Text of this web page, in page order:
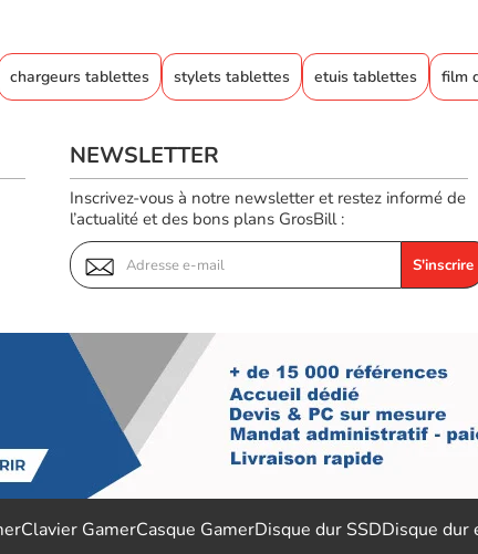
chargeurs tablettes stylets tablettes etuis tablettes film
NEWSLETTER
Inscrivez-vous à notre newsletter et restez informé de
l’actualité et des bons plans GrosBill :
S'inscrire
Clavier GamerCasque GamerDisque dur SSDDisque dur